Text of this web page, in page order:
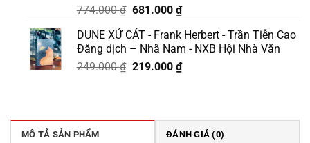
774.000₫ Giá
là:
774.000 ₫.
681.000 ₫Giá
tại
là:
681.000 ₫.
DUNE XỨ CÁT - Frank Herbert - Trần Tiễn Cao
Đăng dịch – Nhã Nam - NXB Hội Nhà Văn
249.000₫ Giá
219.000 ₫Giá
219.000 ₫.
MÔ TẢ SẢN PHẨM ĐÁNH GIÁ (0)